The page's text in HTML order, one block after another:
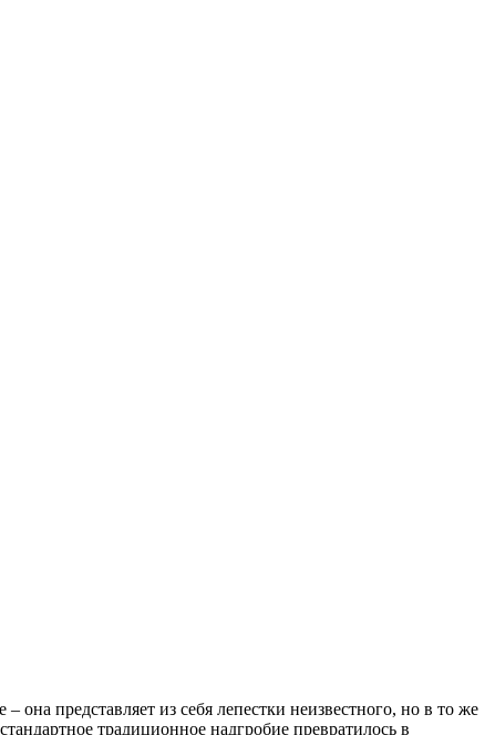
представляет из себя лепестки неизвестного, но в то же
традиционное надгробие превратилось в